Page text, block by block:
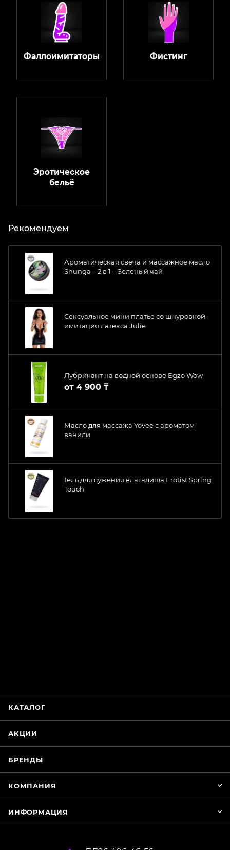
Фаллоимитаторы Фистинг
Эротическое
бельё
Рекомендуем
Ароматическая свеча и массажное масло
Shunga – 2 в 1 – Зеленый чай
Сексуальное мини платье со шнуровкой -
имитация латекса Julie
Лубрикант на водной основе Egzo Wow
от 4 900 ₸
Масло для массажа Yovee с ароматом
ванили
Гель для сужения влагалища Erotist Spring
Touch
КАТАЛОГ
АКЦИИ
БРЕНДЫ
КОМПАНИЯ
ИНФОРМАЦИЯ
WhatsApp